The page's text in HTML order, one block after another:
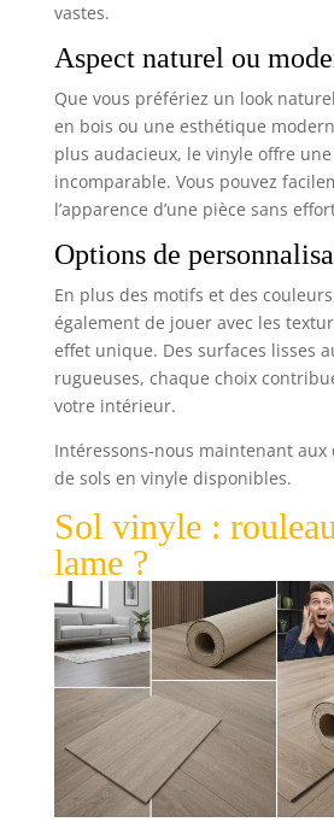
vastes.
Aspect naturel ou
Que vous préfériez un look
en bois ou une esthétique
plus audacieux, le vinyle offre
incomparable. Vous pouvez
l’apparence d’une pièce sans
Options de
En plus des motifs et des
également de jouer avec les
effet unique. Des surfaces lisses
rugueuses, chaque choix
votre intérieur.
Intéressons-nous maintenant
de sols en vinyle disponibles.
Sol vinyle :
lame ?